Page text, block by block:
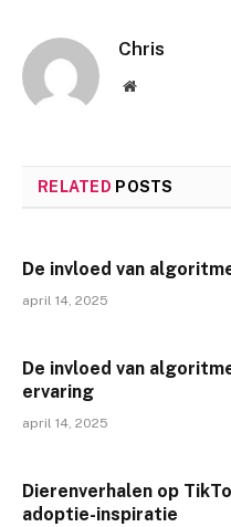
Chris
Website
RELATED POSTS
De invloed van
april 14, 2025
De invloed van
ervaring
april 14, 2025
Dierenverhalen op
adoptie-inspiratie